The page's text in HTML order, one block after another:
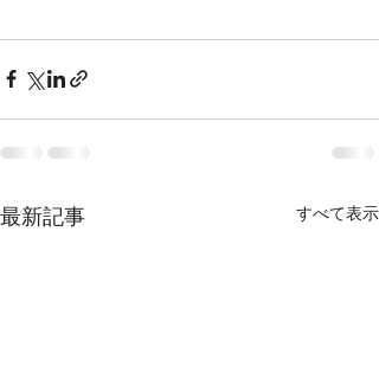
最新記事 すべて表示